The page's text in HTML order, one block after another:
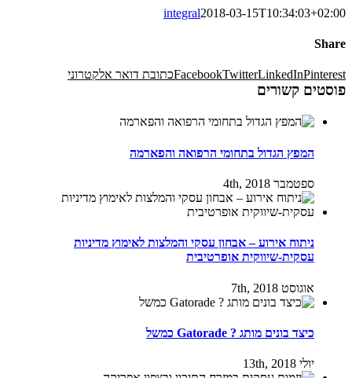
integral2018-03-15T10:34:03+02:00
Share
FacebookTwitterLinkedInPinterest כתובת דואר אלקטרוני
פוסטים קשורים
המפץ הגדול בתחומי הרפואה והפארמה
ספטמבר 4th, 2018
ניתוח אירוע – אבחון עסקי והמלצות לאימוץ מדיניות
עסקית-שיווקית אופרטיבית
אוגוסט 7th, 2018
כיצד בונים מותג ? Gatorade כמשל
יולי 13th, 2018